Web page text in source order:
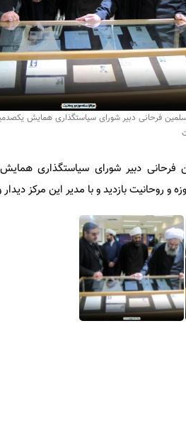
فرحانی دبیر شورای سیاستگذاری همایش یکصدمین
دبیر شورای سیاستگذاری همایش
روحانیت بازدید و با مدیر این مرکز دیدار و